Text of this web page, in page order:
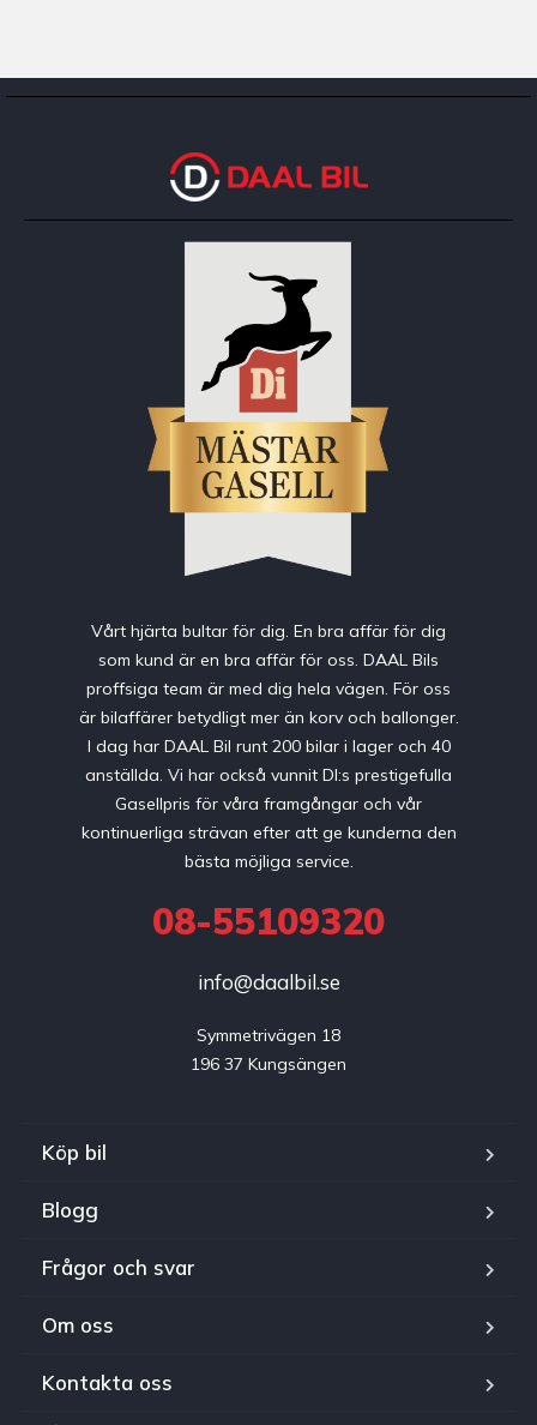
Vårt hjärta bultar för dig. En bra affär för dig
som kund är en bra affär för oss. DAAL Bils
proffsiga team är med dig hela vägen. För oss
är bilaffärer betydligt mer än korv och ballonger.
I dag har DAAL Bil runt 200 bilar i lager och 40
anställda. Vi har också vunnit DI:s prestigefulla
Gasellpris för våra framgångar och vår
kontinuerliga strävan efter att ge kunderna den
bästa möjliga service.
08-55109320
info@daalbil.se
Symmetrivägen 18
196 37 Kungsängen
Köp bil
Blogg
Frågor och svar
Om oss
Kontakta oss